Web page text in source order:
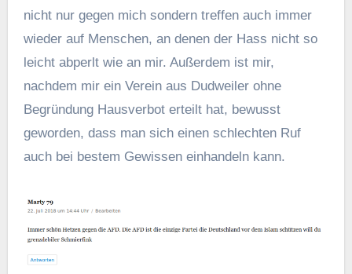
nicht nur gegen mich sondern treffen auch immer
wieder auf Menschen, an denen der Hass nicht so
leicht abperlt wie an mir. Außerdem ist mir,
nachdem mir ein Verein aus Dudweiler ohne
Begründung Hausverbot erteilt hat, bewusst
geworden, dass man sich einen schlechten Ruf
auch bei bestem Gewissen einhandeln kann.